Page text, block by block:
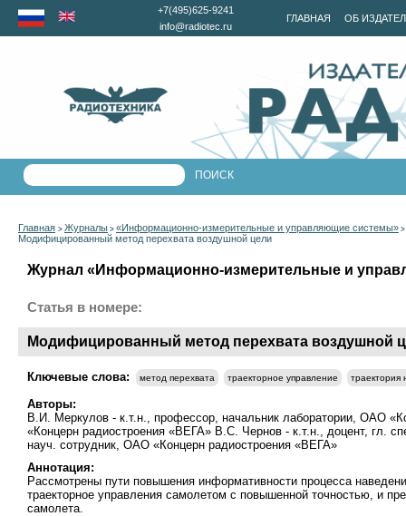
ГЛАВНАЯ ОБ
+7(495)625-9241
info@radiotec.ru
Главная > Журналы > «Информационно-измерительные и управляющие системы» >
Модифицированный метод перехвата воздушной цели
Журнал «Информационно-измерительные и
Статья в номере:
Модифицированный метод перехвата воздушной
Ключевые слова: метод перехвата траекторное управление траектория
Авторы:
В.И. Меркулов - к.т.н., профессор, начальник лаборатории, ОАО
«Концерн радиостроения «ВЕГА» В.С. Чернов - к.т.н., доцент, гл.
науч. сотрудник, ОАО «Концерн радиостроения «ВЕГА»
Аннотация:
Рассмотрены пути повышения информативности процесса
траекторное управления самолетом с повышенной точностью, и
самолета.